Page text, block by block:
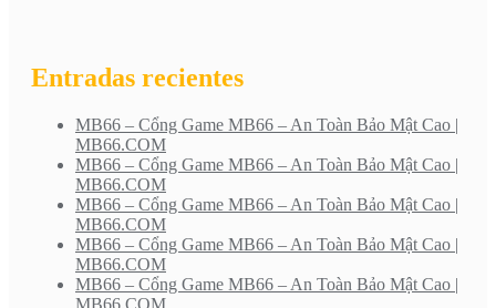
Entradas recientes
MB66 – Cổng Game MB66 – An Toàn Bảo Mật Cao |
MB66.COM
MB66 – Cổng Game MB66 – An Toàn Bảo Mật Cao |
MB66.COM
MB66 – Cổng Game MB66 – An Toàn Bảo Mật Cao |
MB66.COM
MB66 – Cổng Game MB66 – An Toàn Bảo Mật Cao |
MB66.COM
MB66 – Cổng Game MB66 – An Toàn Bảo Mật Cao |